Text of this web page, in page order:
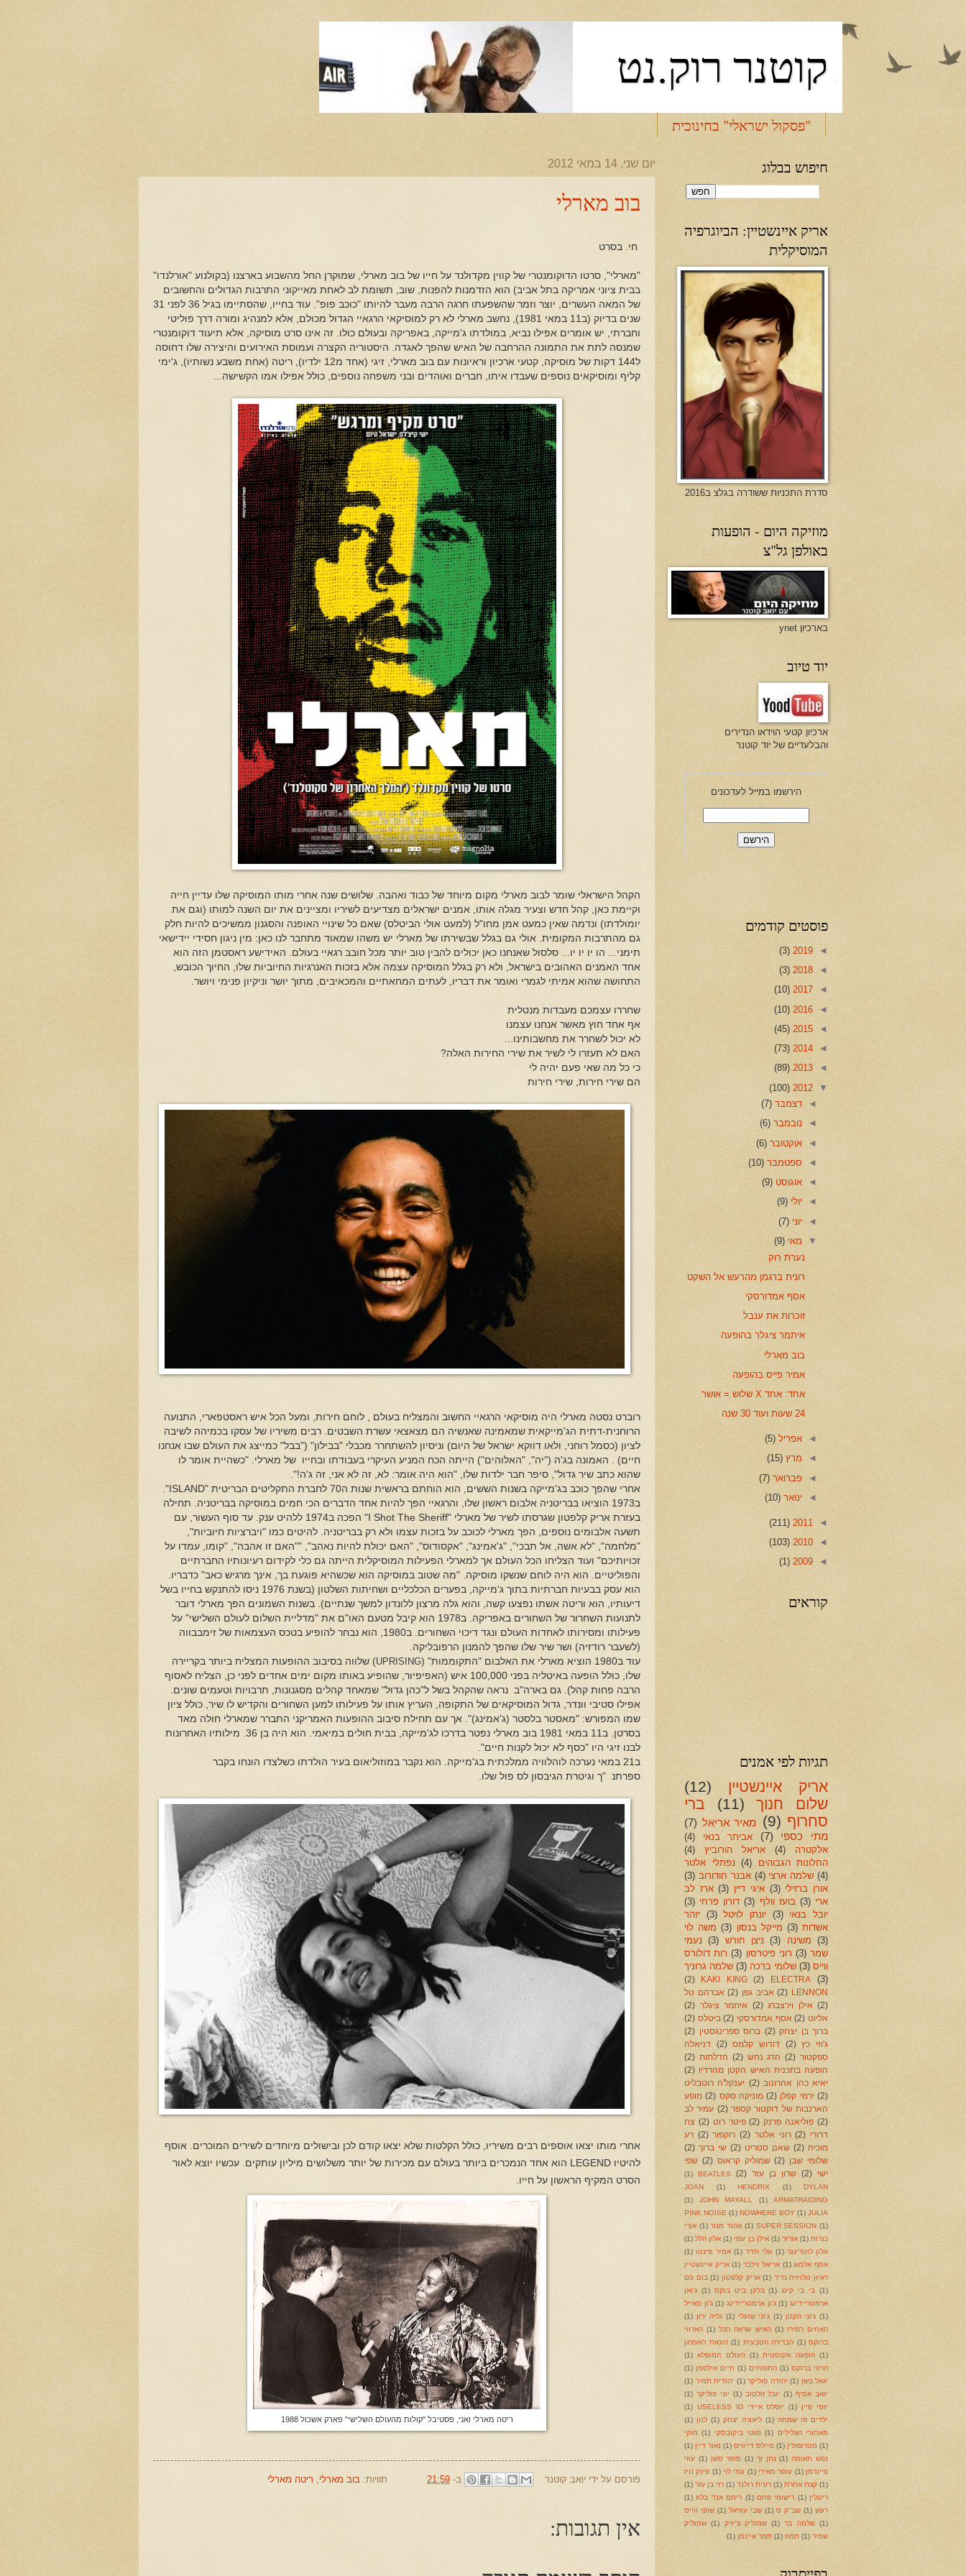
קוטנר רוק.נט
"פסקול ישראלי" בחינוכית
יום שני, 14 במאי 2012
בוב מארלי
חי. בסרט
"מארלי", סרטו הדוקומנטרי של קווין מקדולנד על חייו של בוב מארלי, שמוקרן החל מהשבוע בארצנו (בקולנוע "אורלנדו"
בבית ציוני אמריקה בתל אביב) הוא הזדמנות להפנות, שוב, תשומת לב לאחת מאייקוני התרבות הגדולים והחשובים
של המאה העשרים, יוצר וזמר שהשפעתו חרגה הרבה מעבר להיותו "כוכב פופ". עוד בחייו, שהסתיימו בגיל 36 לפני 31
שנים בדיוק (ב11 במאי 1981), נחשב מארלי לא רק למוסיקאי הרגאיי הגדול מכולם, אלא למנהיג ומורה דרך פוליטי
וחברתי, יש אומרים אפילו נביא, במולדתו ג'מייקה, באפריקה ובעולם כולו. זה אינו סרט מוסיקה, אלא תיעוד דוקומנטרי
שמנסה לתת את התמונה ההרחבה של האיש שהפך לאגדה. היסטוריה הקצרה ועמוסת האירועים והיצירה שלו דחוסה
ל144 דקות של מוסיקה, קטעי ארכיון וראיונות עם בוב מארלי, זיגי (אחד מ12 ילדיו), ריטה (אחת משבע נשותיו), ג'ימי
קליף ומוסיקאים נוספים שעבדו איתו, חברים ואוהדים ובני משפחה נוספים, כולל אפילו אמו הקשישה...
הקהל הישראלי שומר לבוב מארלי מקום מיוחד של כבוד ואהבה. שלושים שנה אחרי מותו המוסיקה שלו עדיין חייה
וקיימת כאן, קהל חדש וצעיר מגלה אותו, אמנים ישראלים מצדיעים לשיריו ומציינים את יום השנה למותו (וגם את
יומולדתו) ונדמה שאין כמעט אמן מחו"ל (למעט אולי הביטלס) שאם כל שינויי האופנה והסגנון ממשיכים להיות חלק
גם מהתרבות המקומית. אולי גם בגלל שבשירתו של מארלי יש משהו שמאוד מתחבר לנו כאן: מין ניגון חסידי יידישאי
תימני... הו יו יו יו... סלסול שאנחנו כאן יכולים להבין טוב יותר מכל חובב רגאיי בעולם. האידישע ראסטמן הזה הוא
אחד האמנים האהובים בישראל, ולא רק בגלל המוסיקה עצמה אלא בזכות האנרגיות החיוביות שלו, החיוך הכובש,
התחושה שהוא אמיתי לגמרי ואומר את דבריו, לעתים המחאתיים והמכאיבים, מתוך יושר וניקיון פנימי ויושר.
שחררו עצמכם מעבדות מנטלית
אף אחד חוץ מאשר אנחנו עצמנו
לא יכול לשחרר את מחשבותינו...
האם לא תעזרו לי לשיר את שירי החירות האלה?
כי כל מה שאי פעם יהיה לי
הם שירי חירות, שירי חירות
רוברט נסטה מארלי היה מוסיקאי הרגאיי החשוב והמצליח בעולם , לוחם חירות, ומעל הכל איש ראסטפארי, התנועה
הרוחנית-דתית הג'מייקאית שמאמינה שאנשיה הם מצאצאי עשרת השבטים. רבים משיריו של עסקו בכמיהה לשיבה
לציון (כסמל רוחני, ולאו דווקא ישראל של היום) וניסיון להשתחרר מכבלי "בבילון" ("בבל" כמייצג את העולם שבו אנחנו
חיים) . האמונה בג'ה ("יה", "האלוהים") הייתה הכח המניע העיקרי בעבודתו ובחייו של מארלי. "כשהיית אומר לו
שהוא כתב שיר גדול", סיפר חבר ילדות שלו, "הוא היה אומר: לא, זה לא אני, זה ג'ה!".
אחרי שהפך כוכב בג'מייקה בשנות הששים, הוא הוחתם בראשית שנות ה70 לחברת התקליטים הבריטית "
ISLAND
".
ב1973 הוציאו בבריטניה אלבום ראשון שלו, והרגאיי הפך להיות אחד הדברים הכי חמים במוסיקה בבריטניה. תחילה
בעזרת אריק קלפטון שגרסתו לשיר של מארלי "I Shot The Sheriff
" הפכה ב1974 ללהיט ענק. עד סוף העשור, עם
תשעה אלבומים נוספים, הפך מארלי לכוכב על בזכות עצמו ולא רק בבריטניה. להיטים כמו "ויברציות חיוביות",
"מלחמה", "לא אשה, אל תבכי", "ג'אמינג", "אקסודוס", "האם יכולת להיות נאהב", ""האם זו אהבה", "קומו, עמדו על
זכויותיכם" ועוד הצליחו הכל העולם אך למארלי הפעילות המוסיקלית הייתה גם כלי לקידום רעיונותיו החברתיים
והפוליטיים. הוא היה לוחם שנשקו מוסיקה. "מה שטוב במוסיקה הוא שכשהיא פוגעת בך, אינך מרגיש כאב" כדבריו.
הוא עסק בבעיות חברתיות בתוך ג'מייקה, בפערים הכלכליים ושחיתות השלטון (בשנת 1976 ניסו להתנקש בחייו בשל
דיעותיו, הוא וריטה אשתו נפצעו קשה, והוא גלה מרצון ללונדון למשך שנתיים). בשנות השמונים הפך מארלי דובר
לתנועות השחרור של השחורים באפריקה. ב1978 הוא קיבל מטעם האו"ם את "מדליית השלום לעולם השלישי" על
פעילותו ומסירותו לאחדות העולם ונגד דיכוי השחורים. ב1980, הוא נבחר להופיע בטכס העצמאות של זימבבווה
(לשעבר רודזיה) ושר שיר שלו שהפך להמנון הרפובליקה.
עוד ב1980 הוציא מארלי את האלבום "התקוממות" ( UPRISING) שלווה בסיבוב ההופעות המצליח ביותר בקריירה
שלו, כולל הופעה באיטליה בפני 100,000 איש (האפיפיור, שהופיע באותו מקום ימים אחדים לפני כן, הצליח לאסוף
הרבה פחות קהל). גם בארה"ב נראה שהקהל בשל ל"כהן גדול" שמאחד קהלים מסגנונות, תרבויות וטעמים שונים.
אפילו סטיבי וונדר, גדול המוסיקאים של התקופה, העריץ אותו על פעילותו למען השחורים והקדיש לו שיר, כולל ציון
שמו המפורש: "מאסטר בלסטר (ג'אמינג)". אך עם תחילת סיבוב ההופעות האמריקני התברר שמארלי חולה מאד
בסרטן. ב11 במאי 1981 בוב מארלי נפטר
בדרכו לג'מייקה, בבית חולים במיאמי.
הוא היה בן 36. מילותיו האחרונות
לבנו זיגי היו "כסף לא יכול לקנות חיים".
ב21 במאי נערכה לו
הלוויה ממלכתית בג'מייקה. הוא נקבר במוזוליאום בעיר הולדתו כשלצדו הונחו בקבר
ספרתנ "ך וגיטרת הגיבסון לס פול שלו.
אחרי מותו יצאו אוספים רבים משיריו, כולל הקלטות שלא יצאו קודם לכן ובישולים מיוחדים לשירים המוכרים. אוסף
להיטיו LEGEND הוא אחד הנמכרים ביותר בעולם עם מכירות של יותר משלושים מיליון עותקים. עכשיו יוצא לאור
הסרט המקיף הראשון על חייו.
ריטה מארלי ואני, פסטיבל "קולות מהעולם השלישי" פארק אשכול 1988
פורסם על ידי יואב קוטנר ב- 21:59 תוויות: בוב מארלי ריטה מארלי
אין תגובות:
חיפוש בבלוג
אריק איינשטיין: הביוגרפיה
המוסיקלית
סדרת התכניות ששודרה בגלצ ב2016
מוזיקה היום - הופעות
באולפן גל"צ
בארכיון ynet
יוד טיוב
ארכיון קטעי הוידאו הנדירים
והבלעדיים של יוד קוטנר
הירשמו במייל לעדכונים
פוסטים קודמים
◄
2019
(3)
◄
2018
(3)
◄
2017
(10)
◄
2016
(10)
◄
2015
(45)
◄
2014
(73)
◄
2013
(89)
▼
2012
(100)
◄דצמבר(7)
◄נובמבר(6)
◄אוקטובר(6)
◄ ספטמבר(10)
◄אוגוסט(9)
◄יולי(9)
◄יוני(7)
▼ מאי(9)
נערת רוק
רונית ברגמן מהרעש אל השקט
אסף אמדורסקי
זוכרות את ענבל
איתמר ציגלר בהופעה
בוב מארלי
אמיר פייס בהופעה
אחד: אחד X שלוש = אושר
24 שעות ועוד 30 שנה
◄אפריל(5)
◄ מרץ(15)
◄פברואר(7)
◄ינואר(10)
◄
2011
(211)
◄
2010
(103)
◄
2009
(1)
קוראים
תגיות לפי אמנים
אריק איינשטיין
(12)
שלום חנוך
(11)
ברי
סחרוף (9) מאיר אריאל (7)
מתי כספי
(7) אביתר בנאי
(4)
אלקטרה
(4) אריאל הורוביץ
(4)
החלונות הגבוהים
(4) נפתלי אלטר
(4) שלמה ארצי (4) אבנר חודורוב (3)
אורן ברזילי (3) איגי דיין (3) ארז לב
ארי (3) בועז וולף (3) דורון פרחי (3)
יובל בנאי
(3) יונתן לויטל (3) יזהר
אשדות (3) מייקל בנסון (3) משה לוי
(3)
משינה (3) ניצן חורש (3)
נעמי
שמר (3) רוני פיטרסון (3) רות דולורס
ווייס (3) שלומי ברכה (3) שלמה גרוניך
(3)
ELECTRA
(2)
KAKI KING
(2)
LENNON
(2) אביב גפן (2) אברהם טל
(2) אילן וירצברג (2) איתמר ציגלר (2)
אליוט (2) אסף אמדורסקי (2) ביטלס (2)
ברוך בן יצחק (2) ברוס ספרינגסטין (2)
ג'וזי כץ
(2) דודוש קלמס (2)
דניאלה
ספקטור (2) הדג נחש (2) הדלתות (2)
הופעה בתכנית האיש הקטן מהרדיו (2)
יאיא כהן אהרונוב (2) יענקל'ה רוטבליט
(2) ירמי קפלן (2) מוניקה סקס (2) מופע
הארנבות של דוקטור קספר (2) עמיר לב
(2) פוליאנה פרנק (2) פיטר רוט (2) צח
דרורי (2) רוני אלטר (2) רוקפור (2) רע
מוכיח (2) שאנן סטריט (2) שי ברוך (2)
שלומי שבן (2) שמוליק קראוס (2) שפי
ישי
(2) שרון בן עזר (2)
BEATLES
(1)
DYLAN
(1)
HENDRIX
(1)
JOAN
ARMATRAIDING
(1)
JOHN MAYALL
(1)
JULIA
(1)
NOWHERE BOY
(1)
PINK NOISE
(1)
SUPER SESSION
(1) אהוד מנור (1) אורי
כנרות (1) אזרזר (1) אילן בן עמי (1) אלון הלל (1)
אלון לוטרינגר (1) אלי חדד (1) אמיר פינטו (1)
אסף אלמוג (1) אריאל זילבר (1) אריק איינשטיין
ראיון טלויזיה נדיר (1) אריק קלפטון (1) בום פם
(1)
בי בי קינג (1) בלקן ביט בוקס (1) ג'ואן
ארמטריידינג (1) ג'ון ארמטריידינג (1) ג'ון מאייל
(1) ג'וני הקטן (1) ג'וני שועלי (1) גליה ירון (1)
האחים רמירז (1) האיש שראה הכל (1) הארווי
ברוקס (1) הברירה הטבעית (1) הונאת האמרגן
(1) הופעה אקוסטית (1) העולם המופלא (1)
הרווי ברוקס (1) התפוחים (1) חיים אילפמן (1)
יגאל בשן (1) יהודה פוליקר (1) יהודית תמיר (1)
יואב אסיף (1) יובל זולטוב (1) יוני פוליקר (1)
יוסי פיין (1) יוסלס איידי USELESS ID
(1)
ילדים זה שמחה (1) ליאורה יצחק (1) לנון (1)
מאחורי הצלילים (1) מוטי ביקובסקי (1) מוקי
(1) מטרופולין (1) מיילס דייוויס (1) נאור דיין (1)
נפש תאומה (1) נתן זך (1) סופר סשן (1) עוזי
פיינרמן (1) עופר מאירי (1) עמי לוי (1) פינק נויז
(1) קצת אחרת (1) רונית רולנד (1) רזי בן עזר (1)
ריטלין (1) רישומי פחם (1) ריתם אנד בלוז (1)
רעש (1) שב"ק ס (1) שבי עוזיאל (1) שוקי ווייס
(1) שלמה בר (1) שמוליק צ'יזיק (1) שמוליק
שמיר (1) תמוז (1) תמר איינמן (1)